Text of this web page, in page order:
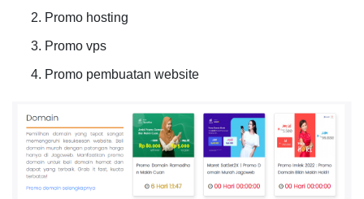
Promo hosting
Promo vps
Promo pembuatan website